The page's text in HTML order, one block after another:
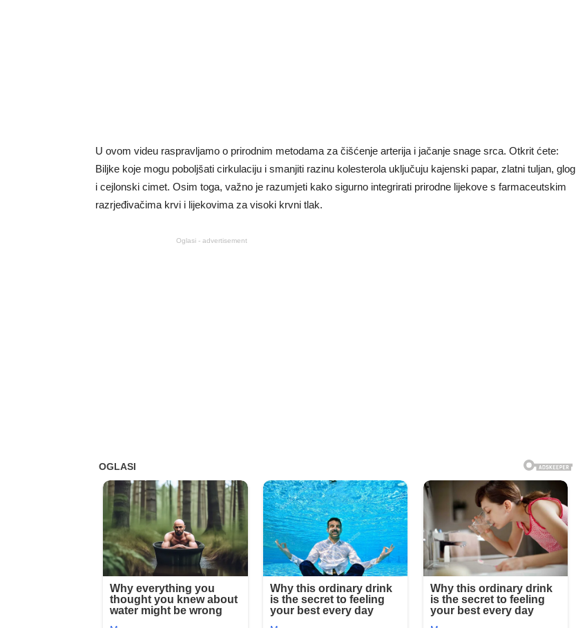
U ovom videu raspravljamo o prirodnim metodama za čišćenje arterija i jačanje snage srca. Otkrit ćete:
Biljke koje mogu poboljšati cirkulaciju i smanjiti razinu kolesterola uključuju kajenski papar, zlatni tuljan, glog
i cejlonski cimet. Osim toga, važno je razumjeti kako sigurno integrirati prirodne lijekove s farmaceutskim
razrjeđivačima krvi i lijekovima za visoki krvni tlak.
Oglasi - advertisement